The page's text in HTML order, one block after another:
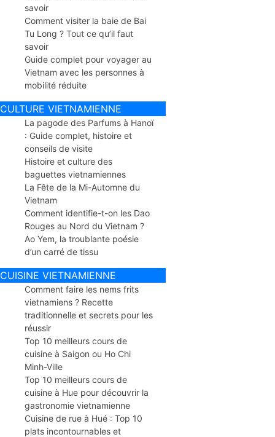
savoir
Comment visiter la baie de Bai
Tu Long ? Tout ce qu’il faut
savoir
Guide complet pour voyager au
Vietnam avec les personnes à
mobilité réduite
CULTURE VIETNAMIENNE
La pagode des Parfums à Hanoï
: Guide complet, histoire et
conseils de visite
Histoire et culture des
baguettes vietnamiennes
La Fête de la Mi-Automne du
Vietnam
Comment identifie-t-on les Dao
Rouges au Nord du Vietnam ?
Ao Yem, la troublante poésie
d’un carré de tissu
CUISINE VIETNAMIENNE
Comment faire les nems frits
vietnamiens ? Recette
traditionnelle et secrets pour les
réussir
Top 10 meilleurs cours de
cuisine à Saigon ou Ho Chi
Minh-Ville
Top 10 meilleurs cours de
cuisine à Hue pour découvrir la
gastronomie vietnamienne
Cuisine de rue à Hué : Top 10
plats incontournables et